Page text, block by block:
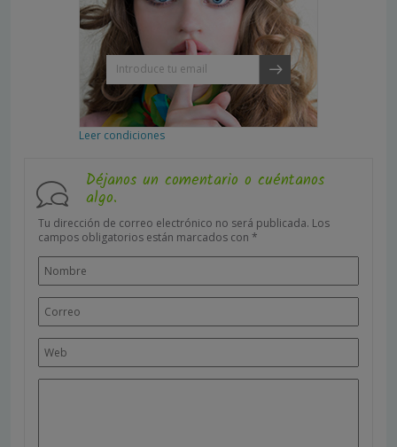
Leer condiciones
Déjanos un comentario o cuéntanos
algo.
Tu dirección de correo electrónico no será publicada. Los
campos obligatorios están marcados con *